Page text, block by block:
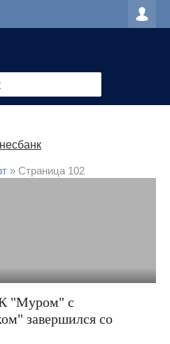
» Страница 102
"Муром" с
завершился со